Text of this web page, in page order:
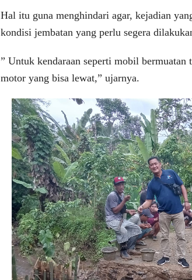
Hal itu guna menghindari agar, kejadian
kondisi jembatan yang perlu segera
” Untuk kendaraan seperti mobil bermuatan
motor yang bisa lewat,” ujarnya.